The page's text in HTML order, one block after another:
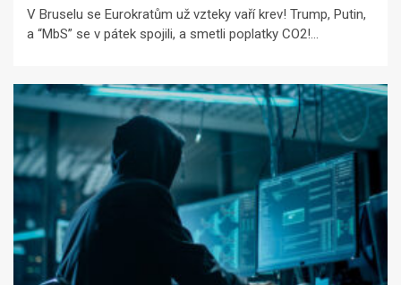
V Bruselu se Eurokratům už vzteky vaří krev! Trump, Putin,
a “MbS” se v pátek spojili, a smetli poplatky CO2!...